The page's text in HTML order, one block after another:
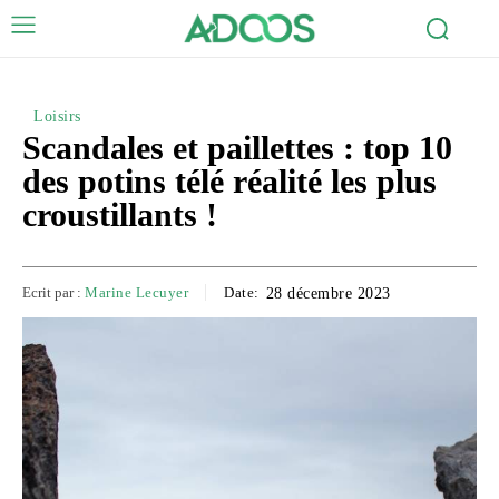
Loisirs
Scandales et paillettes : top 10
des potins télé réalité les plus
croustillants !
Ecrit par : Marine Lecuyer Date: 28 décembre 2023